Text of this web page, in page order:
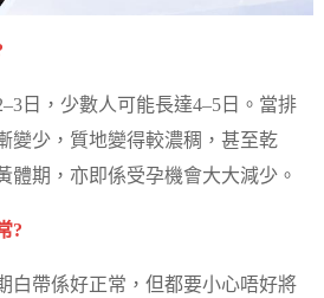
日，少數人可能長達4–5日。當排
變少，質地變得較濃稠，甚至乾
體期，亦即係受孕機會大大減少。
?
白帶係好正常，但都要小心唔好將